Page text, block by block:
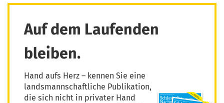
Auf dem Laufenden
bleiben.
Hand aufs Herz – kennen Sie eine
landsmannschaftliche Publikation,
die sich nicht in privater Hand